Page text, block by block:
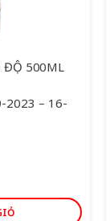
ĐỘ 500ML
2023 – 16-